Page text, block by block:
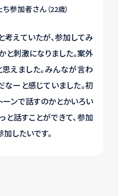
ち参加者さん（22歳）
えていたが、参加してみ
と刺激になりました。案外
思えました。みんなが言わ
なーと感じていました。初
ンで話すのかとかいろい
と話すことができて、参加
加したいです。